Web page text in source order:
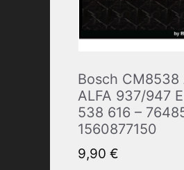
Bosch CM8538
ALFA 937/947
538 616 –
1560877150
9,90 €